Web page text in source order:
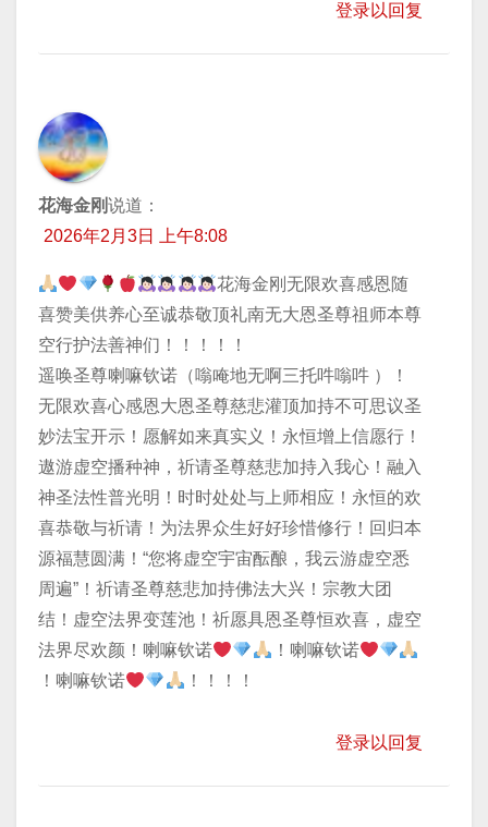
登录以回复
花海金刚说道：
2026年2月3日 上午8:08
花海金刚无限欢喜感恩随
喜赞美供养心至诚恭敬顶礼南无大恩圣尊祖师本尊
空行护法善神们！！！！！
遥唤圣尊喇嘛钦诺（嗡唵地无啊三托吽嗡吽 ）！
无限欢喜心感恩大恩圣尊慈悲灌顶加持不可思议圣
妙法宝开示！愿解如来真实义！永恒增上信愿行！
遨游虚空播种神，祈请圣尊慈悲加持入我心！融入
神圣法性普光明！时时处处与上师相应！永恒的欢
喜恭敬与祈请！为法界众生好好珍惜修行！回归本
源福慧圆满！“您将虚空宇宙酝酿，我云游虚空悉
周遍”！祈请圣尊慈悲加持佛法大兴！宗教大团
结！虚空法界变莲池！祈愿具恩圣尊恒欢喜，虚空
法界尽欢颜！喇嘛钦诺
！喇嘛钦诺
！喇嘛钦诺
！！！！
登录以回复